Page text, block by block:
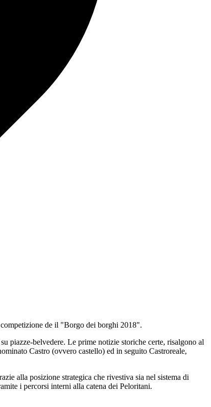
de il "Borgo dei borghi 2018".
piazze-belvedere. Le prime notizie storiche certe, risalgono al
Castro (ovvero castello) ed in seguito Castroreale,
alla posizione strategica che rivestiva sia nel sistema di
i percorsi interni alla catena dei Peloritani.